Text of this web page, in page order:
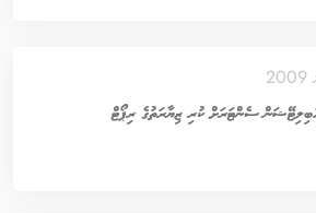
ސެންޓަރަށް ކުރި ޒިޔާރަތުގެ ރިޕޯޓް